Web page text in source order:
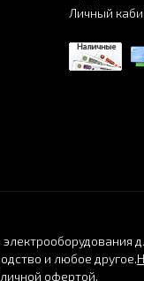
Личный
и любое другое.
офертой.